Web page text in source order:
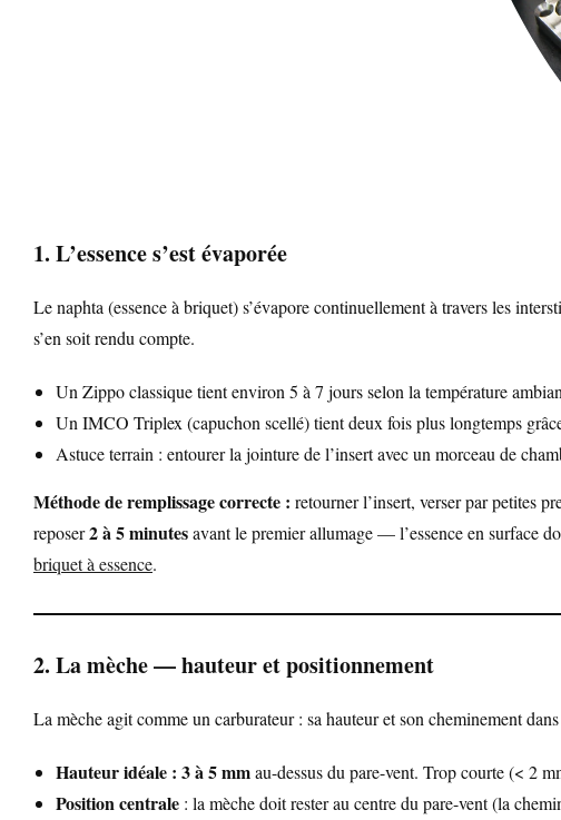
1. L’essence s’est évaporée
Le naphta (essence à briquet) s’évapore continuellement à travers les
s’en soit rendu compte.
Un Zippo classique tient environ 5 à 7 jours selon la température
Un IMCO Triplex (capuchon scellé) tient deux fois plus longtemps
Astuce terrain : entourer la jointure de l’insert avec un morceau de
Méthode de remplissage correcte : retourner l’insert, verser par petites
reposer2 à 5 minutesavant le premier allumage — l’essence en surface
briquet à essence.
2. La mèche — hauteur et positionnement
La mèche agit comme un carburateur : sa hauteur et son cheminement
Hauteur idéale : 3 à 5 mmau-dessus du pare-vent. Trop courte (< 2
Position centrale : la mèche doit rester au centre du pare-vent (la